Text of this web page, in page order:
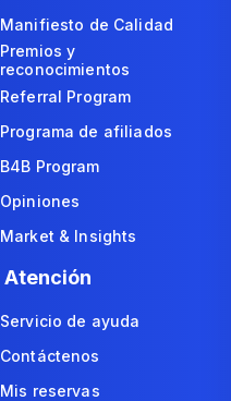
Manifiesto de Calidad
Premios y
reconocimientos
Referral Program
Programa de afiliados
B4B Program
Opiniones
Market & Insights
Atención
Servicio de ayuda
Contáctenos
Mis reservas